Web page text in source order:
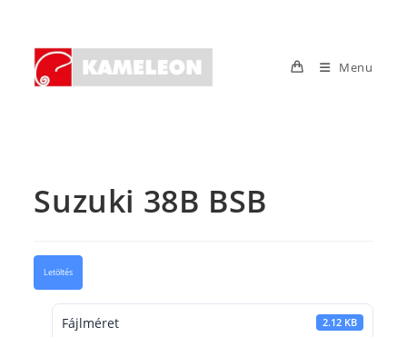
content
Menu
Suzuki 38B BSB
Letöltés
Fájlméret 2.12 KB